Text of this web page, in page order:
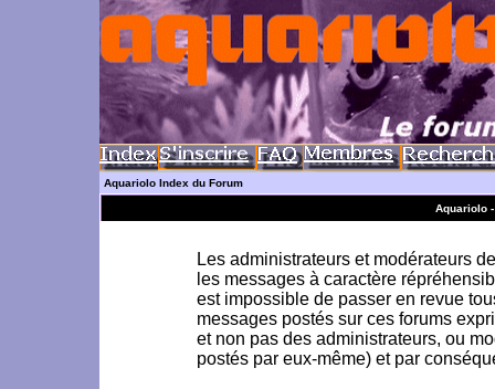
Aquariolo Index du Forum
Aquariolo
Les administrateurs et modérateurs
les messages à caractère
est impossible de passer en revue
messages postés sur ces forums
et non pas des administrateurs, ou
postés par eux-même) et par